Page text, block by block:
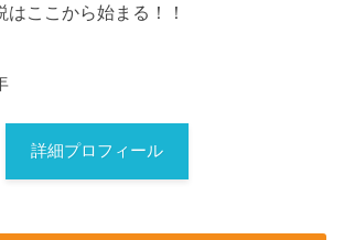
ここから始まる！！
詳細プロフィール